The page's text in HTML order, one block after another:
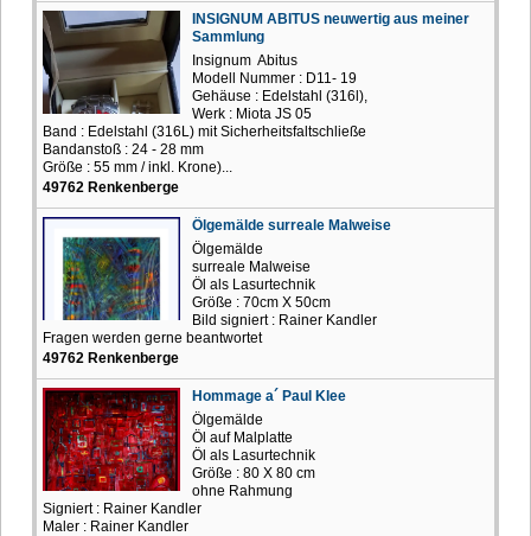
INSIGNUM ABITUS neuwertig aus meiner
Sammlung
Insignum Abitus
Modell Nummer : D11- 19
Gehäuse : Edelstahl (316l),
Werk : Miota JS 05
Band : Edelstahl (316L) mit Sicherheitsfaltschließe
Bandanstoß : 24 - 28 mm
Größe : 55 mm / inkl. Krone)...
49762 Renkenberge
Ölgemälde surreale Malweise
Ölgemälde
surreale Malweise
Öl als Lasurtechnik
Größe : 70cm X 50cm
Bild signiert : Rainer Kandler
Fragen werden gerne beantwortet
49762 Renkenberge
Hommage a´ Paul Klee
Ölgemälde
Öl auf Malplatte
Öl als Lasurtechnik
Größe : 80 X 80 cm
ohne Rahmung
Signiert : Rainer Kandler
Maler : Rainer Kandler